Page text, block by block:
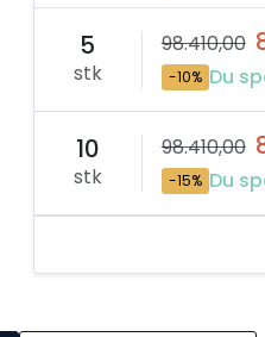
5
stk
98.410,00
-10% Du
10
stk
98.410,00
-15% Du